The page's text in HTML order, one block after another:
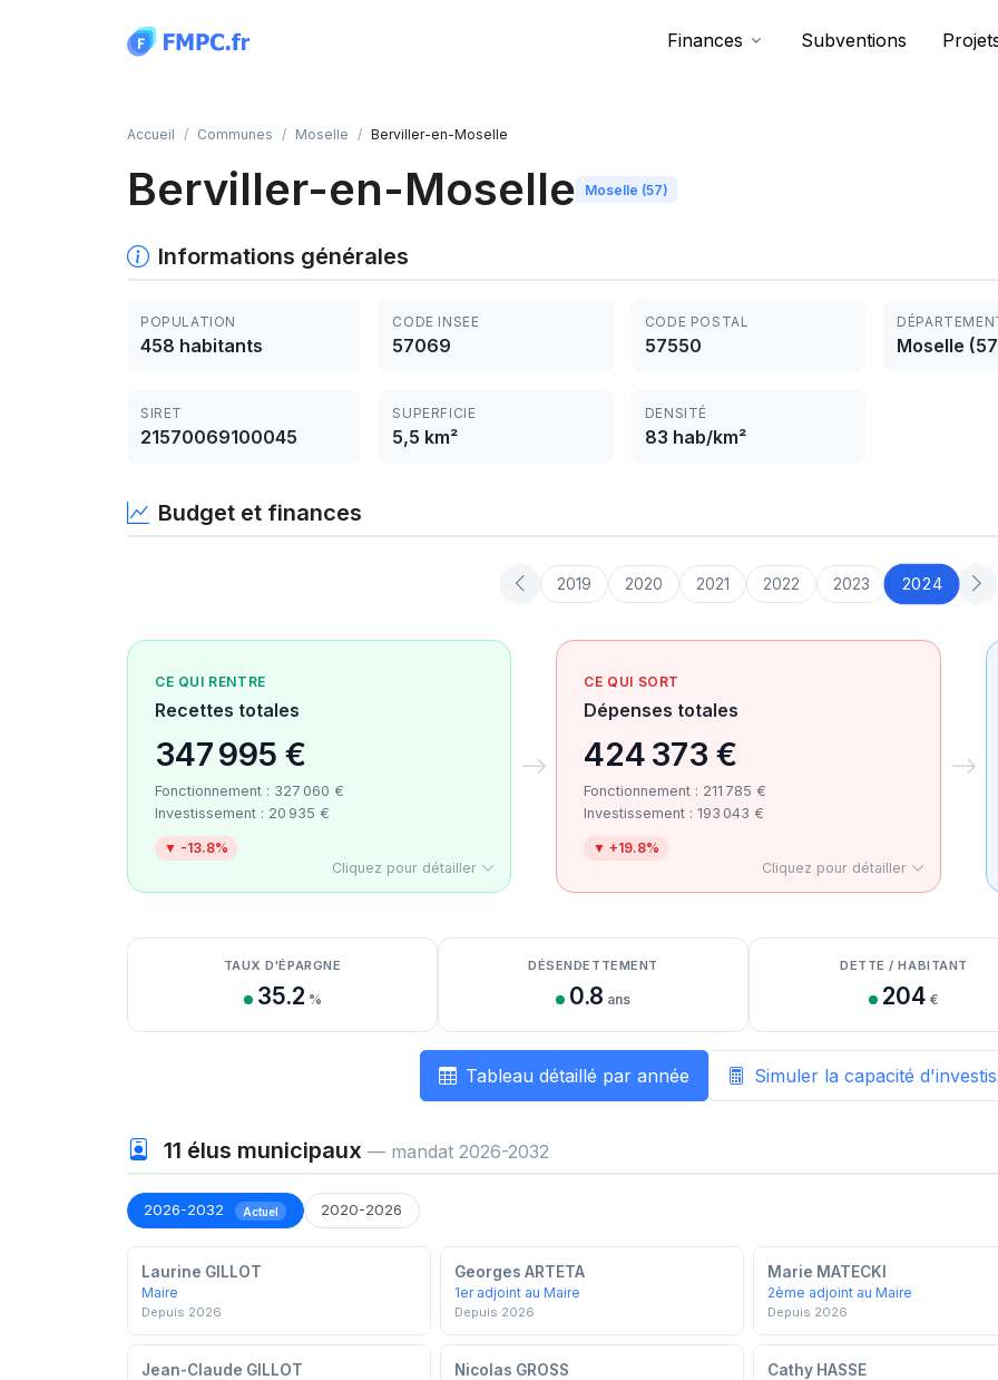
Finances Subventions
Accueil Communes Moselle Berviller-en-Moselle
Berviller-en-Moselle Moselle (57)
Informations générales
POPULATION
458 habitants
CODE INSEE
57069
CODE POSTAL
57550 Moselle
SIRET
21570069100045
SUPERFICIE
5,5 km²
DENSITÉ
83 hab/km²
Budget et finances
2019 2020 2021 2022 2023 2024
CE QUI RENTRE
Recettes totales
347 995 €
Fonctionnement : 327 060 €
Investissement : 20 935 €
▼ -13.8%
Cliquez pour détailler
CE QUI SORT
Dépenses totales
424 373 €
Fonctionnement : 211 785 €
Investissement : 193 043 €
▼ +19.8%
Cliquez pour détailler
Détail des recettes
Détail des dépenses
Détail de la trésorerie
TAUX D'ÉPARGNE
35.2 %
DÉSENDETTEMENT
0.8 ans
DETTE / HABITANT
204 €
Tableau détaillé par année Simuler la capacité
11 élus municipaux — mandat 2026-2032
2026-2032 Actuel 2020-2026
Laurine GILLOT
Maire
Depuis 2026
Georges ARTETA
1er adjoint au Maire
Depuis 2026
Marie MATECKI
2ème adjoint au Maire
Depuis 2026
Jean-Claude GILLOT Nicolas GROSS Cathy HASSE